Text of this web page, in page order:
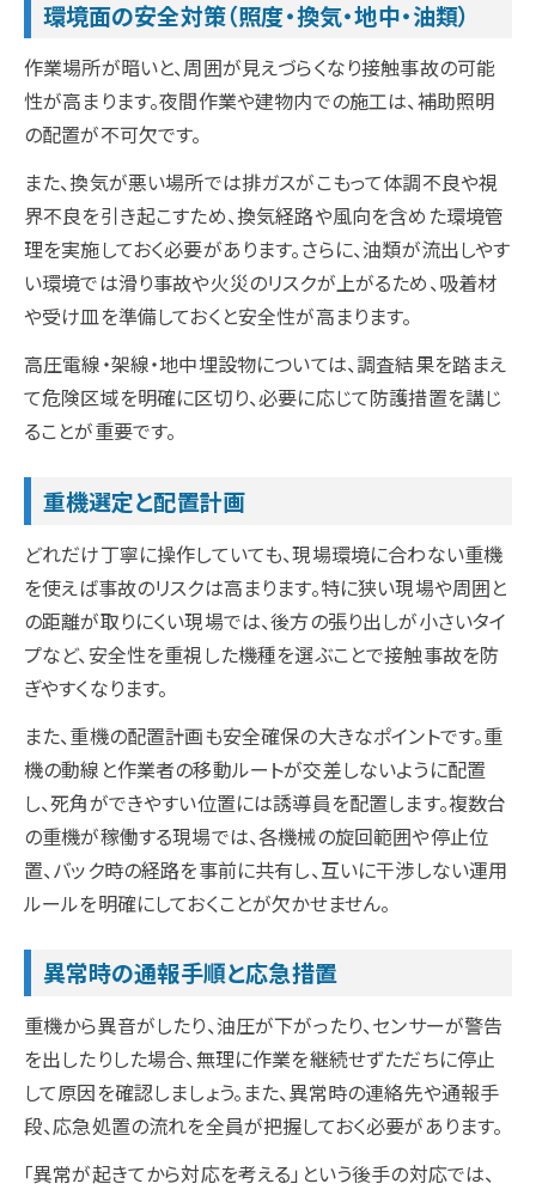
環境面の安全対策（照度・換気・地中・油類）
作業場所が暗いと、周囲が見えづらくなり接触事故の可能
性が高まります。夜間作業や建物内での施工は、補助照明
の配置が不可欠です。
また、換気が悪い場所では排ガスがこもって体調不良や視
界不良を引き起こすため、換気経路や風向を含めた環境管
理を実施しておく必要があります。さらに、油類が流出しやす
い環境では滑り事故や火災のリスクが上がるため、吸着材
や受け皿を準備しておくと安全性が高まります。
高圧電線・架線・地中埋設物については、調査結果を踏まえ
て危険区域を明確に区切り、必要に応じて防護措置を講じ
ることが重要です。
重機選定と配置計画
どれだけ丁寧に操作していても、現場環境に合わない重機
を使えば事故のリスクは高まります。特に狭い現場や周囲と
の距離が取りにくい現場では、後方の張り出しが小さいタイ
プなど、安全性を重視した機種を選ぶことで接触事故を防
ぎやすくなります。
また、重機の配置計画も安全確保の大きなポイントです。重
機の動線と作業者の移動ルートが交差しないように配置
し、死角ができやすい位置には誘導員を配置します。複数台
の重機が稼働する現場では、各機械の旋回範囲や停止位
置、バック時の経路を事前に共有し、互いに干渉しない運用
ルールを明確にしておくことが欠かせません。
異常時の通報手順と応急措置
重機から異音がしたり、油圧が下がったり、センサーが警告
を出したりした場合、無理に作業を継続せずただちに停止
して原因を確認しましょう。また、異常時の連絡先や通報手
段、応急処置の流れを全員が把握しておく必要があります。
「異常が起きてから対応を考える」という後手の対応では、